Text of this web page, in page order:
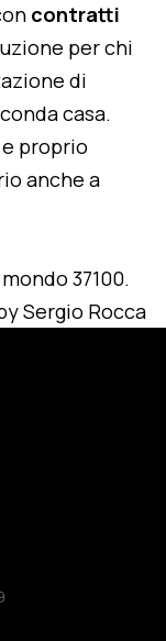
contratti
per chi
di
casa.
proprio
anche a
37100.